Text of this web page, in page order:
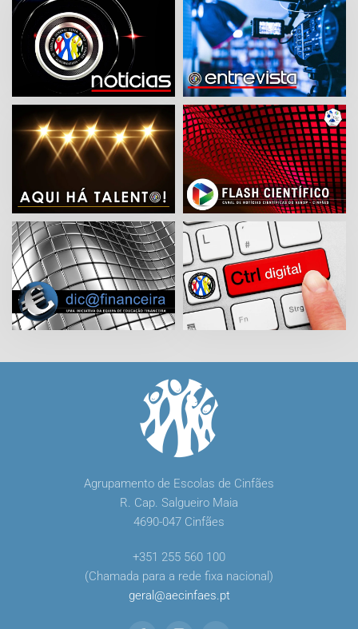
Agrupamento de Escolas de Cinfães
R. Cap. Salgueiro Maia
4690-047 Cinfães
+351 255 560 100
(Chamada para a rede fixa nacional)
geral @aecinfaes.pt